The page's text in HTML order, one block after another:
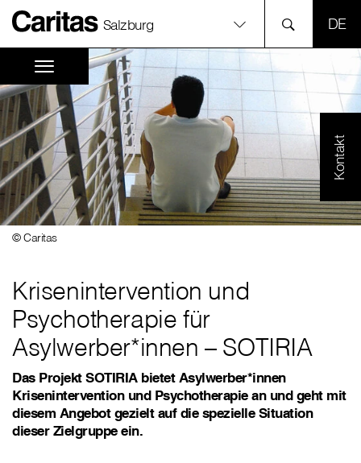
Salzburg
Kontakt
© Caritas
Krisenintervention und
Psychotherapie für
Asylwerber*innen – SOTIRIA
Das Projekt SOTIRIA bietet Asylwerber*innen
Krisenintervention und Psychotherapie an und geht mit
diesem Angebot gezielt auf die spezielle Situation
dieser Zielgruppe ein.